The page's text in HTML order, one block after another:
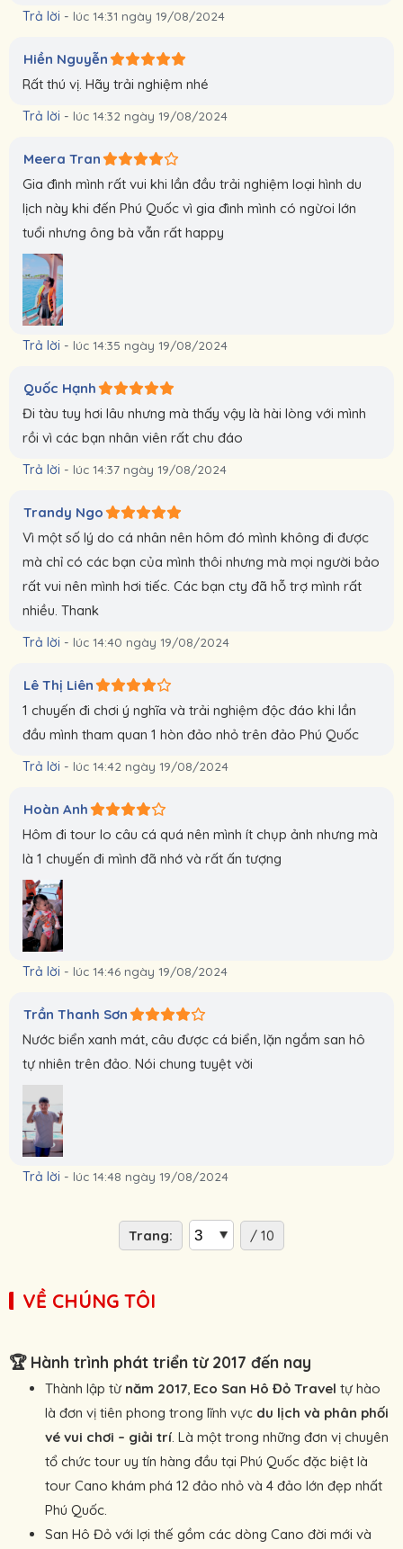
Trả lời - lúc 14:31 ngày 19/08/2024
Hiền Nguyễn
Rất thú vị. Hãy trải nghiệm nhé
Trả lời - lúc 14:32 ngày 19/08/2024
Meera Tran
Gia đình mình rất vui khi lần đầu trải nghiệm loại hình du
lịch này khi đến Phú Quốc vì gia đình mình có ngừoi lớn
tuổi nhưng ông bà vẫn rất happy
Trả lời - lúc 14:35 ngày 19/08/2024
Quốc Hạnh
Đi tàu tuy hơi lâu nhưng mà thấy vậy là hài lòng với mình
rồi vì các bạn nhân viên rất chu đáo
Trả lời - lúc 14:37 ngày 19/08/2024
Trandy Ngo
Vì một số lý do cá nhân nên hôm đó mình không đi được
mà chỉ có các bạn của mình thôi nhưng mà mọi người bảo
rất vui nên mình hơi tiếc. Các bạn cty đã hỗ trợ mình rất
nhiều. Thank
Trả lời - lúc 14:40 ngày 19/08/2024
Lê Thị Liên
1 chuyến đi chơi ý nghĩa và trải nghiệm độc đáo khi lần
đầu mình tham quan 1 hòn đảo nhỏ trên đảo Phú Quốc
Trả lời - lúc 14:42 ngày 19/08/2024
Hoàn Anh
Hôm đi tour lo câu cá quá nên mình ít chụp ảnh nhưng mà
là 1 chuyến đi mình đã nhớ và rất ấn tượng
Trả lời - lúc 14:46 ngày 19/08/2024
Trần Thanh Sơn
Nước biển xanh mát, câu được cá biển, lặn ngắm san hô
tự nhiên trên đảo. Nói chung tuyệt vời
Trả lời - lúc 14:48 ngày 19/08/2024
Trang: / 10
VỀ CHÚNG TÔI
🏆 Hành trình phát triển từ 2017 đến nay
Thành lập từ năm 2017, Eco San Hô Đỏ Travel tự hào
là đơn vị tiên phong trong lĩnh vực du lịch và phân phối
vé vui chơi – giải trí. Là một trong những đơn vị chuyên
tổ chức tour uy tín hàng đầu tại Phú Quốc đặc biệt là
tour Cano khám phá 12 đảo nhỏ và 4 đảo lớn đẹp nhất
Phú Quốc.
San Hô Đỏ với lợi thế gồm các dòng Cano đời mới và